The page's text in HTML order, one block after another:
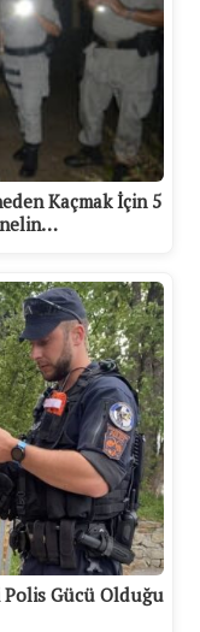
Kaçmak İçin 5
Gücü Olduğu